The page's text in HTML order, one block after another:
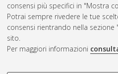
consensi più specifici in "Mostra
Potrai sempre rivedere le tue
consensi rientrando nella
sito.
Per maggiori informazioni
Rss 2.0
ISSN: 2038-7946